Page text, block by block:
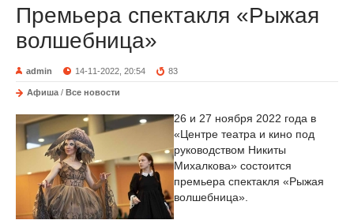
Премьера спектакля «Рыжая
волшебница»
admin 14-11-2022, 20:54 83
Афиша / Все новости
26 и 27 ноября 2022 года в
«Центре театра и кино под
руководством Никиты
Михалкова» состоится
премьера спектакля «Рыжая
волшебница».